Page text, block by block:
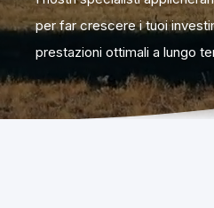
per far crescere i tuoi
prestazioni ottimali a lungo